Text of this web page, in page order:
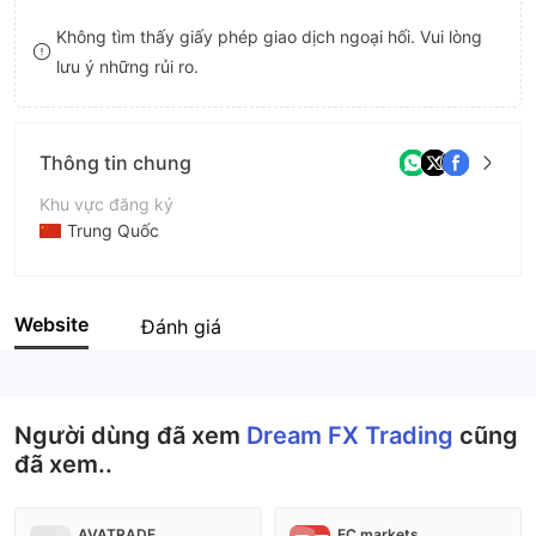
8
9
Không tìm thấy giấy phép giao dịch ngoại hối. Vui lòng
lưu ý những rủi ro.
Thông tin chung
Khu vực đăng ký
Trung Quốc
Tên công ty
Website Đánh giá
Người dùng đã xem Dream FX Trading cũng
đã xem..